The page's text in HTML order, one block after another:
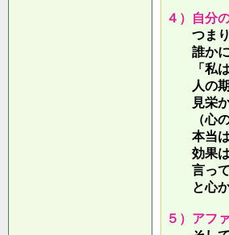
４）自分
つまり
誰かに
「私は
人の期
見栄か
（心の
本当は
効果は
言って
と心か
５）アフ